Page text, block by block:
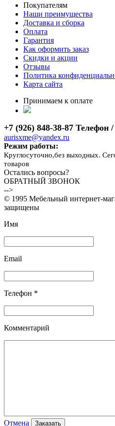
Покупателям
Наши преимущества
Доставка и сборка
Оплата
Гарантия
Как оформить заказ
Скидки и акции
Отзывы
Политика
Карта сайта
Принимаем к оплате
+7 (926) 848-38-87 Телефон
aurisxme@yandex.ru
Режим работы:
Круглосуточно,без выходных.
товаров
Остались вопросы?
ОБРАТНЫЙ ЗВОНОК
-->
© 1995 Мебельный интернет-
защищены
Имя
Email
Телефон *
Комментарий
Отмена